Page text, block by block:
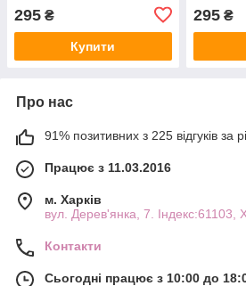
295 ₴
Купити
295₴
Про нас
91% позитивних з 225 відгуків за
Працює з 11.03.2016
м. Харків
вул. Дерев'янка, 7. Індекс:61103,
Контакти
Сьогодні працює з 10:00 до